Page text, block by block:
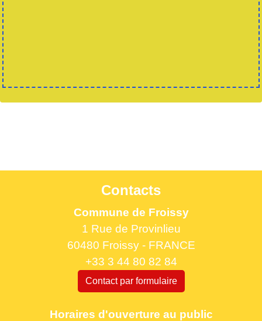
Contacts
Commune de Froissy
1 Rue de Provinlieu
60480 Froissy - FRANCE
+33 3 44 80 82 84
Contact par formulaire
Horaires d'ouverture au public